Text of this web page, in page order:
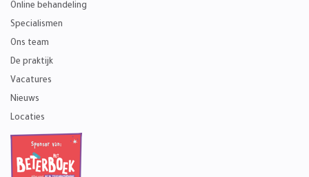
Online behandeling
Specialismen
Ons team
De praktijk
Vacatures
Nieuws
Locaties